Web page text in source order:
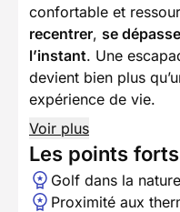
confortable et
recentrer, se
l’instant. Une
devient bien plus
expérience de vie.
Voir plus
Les points forts
Golf dans la
Proximité aux